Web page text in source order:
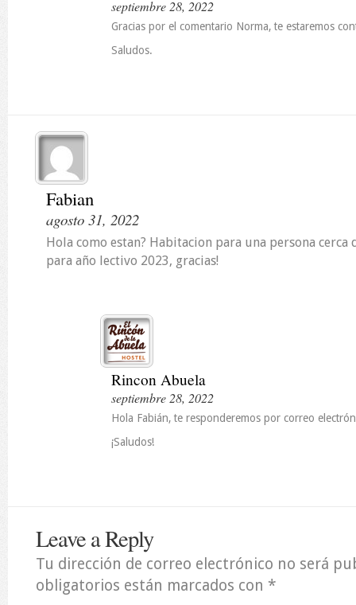
septiembre 28, 2022
Gracias por el comentario Norma, te estaremos
Saludos.
Fabian
agosto 31, 2022
Hola como estan? Habitacion para una persona
para año lectivo 2023, gracias!
Rincon Abuela
septiembre 28, 2022
Hola Fabián, te responderemos por correo
¡Saludos!
Leave a Reply
Tu dirección de correo electrónico no será
obligatorios están marcados con *